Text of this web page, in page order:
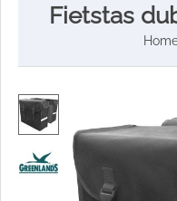
Fietstas